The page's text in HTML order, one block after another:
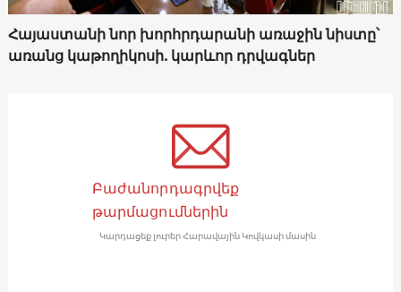
Հայաստանի նոր խորհրդարանի առաջին նիստը՝
առանց կաթողիկոսի. կարևոր դրվագներ
Բաժանորդագրվեք
թարմացումներին
Կարդացեք լուրեր Հարավային Կովկասի մասին